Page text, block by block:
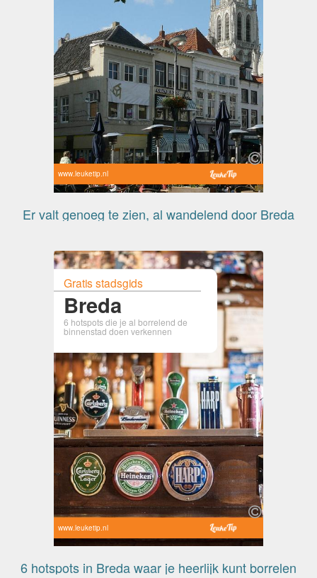
www.leuketip.nl
Er valt genoeg te zien, al wandelend door Breda
Gratis stadsgids
Breda
6 hotspots die je al borrelend de
binnenstad doen verkennen
www.leuketip.nl
6 hotspots in Breda waar je heerlijk kunt borrelen